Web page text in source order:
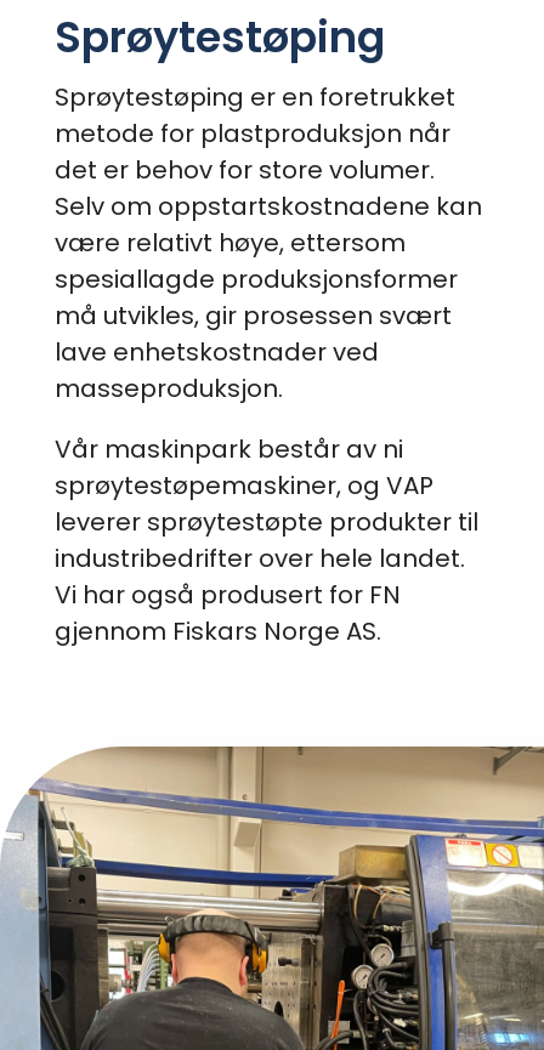
Sprøytestøping
Sprøytestøping er en foretrukket
metode for plastproduksjon når
det er behov for store volumer.
Selv om oppstartskostnadene kan
være relativt høye, ettersom
spesiallagde produksjonsformer
må utvikles, gir prosessen svært
lave enhetskostnader ved
masseproduksjon.
Vår maskinpark består av ni
sprøytestøpemaskiner, og VAP
leverer sprøytestøpte produkter til
industribedrifter over hele landet.
Vi har også produsert for FN
gjennom Fiskars Norge AS.